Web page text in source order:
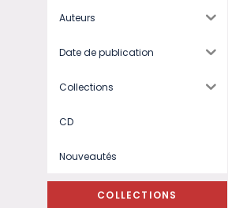
Auteurs
Date de publication
Collections
CD
Nouveautés
COLLECTIONS